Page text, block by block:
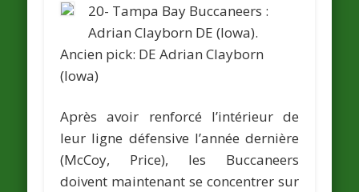
20- Tampa Bay Buccaneers :
Adrian Clayborn DE (Iowa).
Ancien pick: DEAdrian Clayborn
(Iowa)
Après avoir renforcé l’intérieur de
leur ligne défensive l’année dernière
(McCoy, Price), les Buccaneers
doivent maintenant se concentrer sur